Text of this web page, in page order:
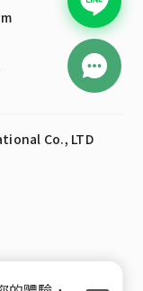
Co., LTD